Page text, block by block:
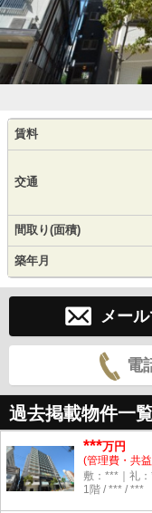
賃料
交通
間取り(面積)
築年月
メー
電
過去掲載物件一
***万円
(管理費・共
敷：***｜礼
1階 / *** / ***